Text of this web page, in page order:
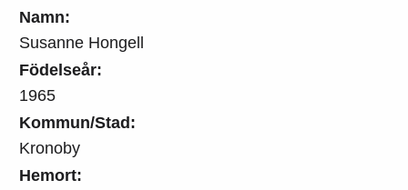
Namn:
Susanne Hongell
Födelseår:
1965
Kommun/Stad:
Kronoby
Hemort: